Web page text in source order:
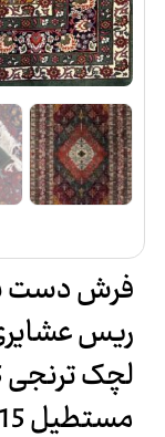
فرش دست
مستطیل 15 کیلو